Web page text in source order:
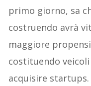
primo giorno, sa
costruendo avrà
maggiore
costituendo
acquisire startups.